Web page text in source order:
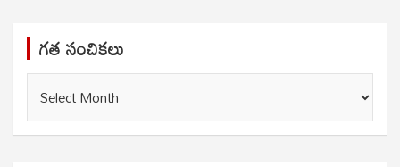
గత సంచికలు
గత
సంచికలు